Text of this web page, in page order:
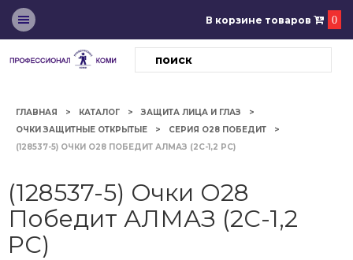
В корзине товаров 0
ГЛАВНАЯ КАТАЛОГ
ЗАЩИТА ЛИЦА И ГЛАЗ
ОЧКИ ЗАЩИТНЫЕ ОТКРЫТЫЕ
СЕРИЯ О28 ПОБЕДИТ
(128537-5) ОЧКИ О28 ПОБЕДИТ АЛМАЗ (2С-1,2 PC)
(128537-5) Очки О28
Победит АЛМАЗ (2С-1,2
PC)